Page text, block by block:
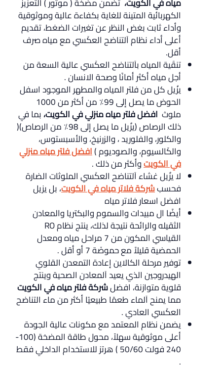
الكهربائية المتينة للغاية بكفاءة عالية وموثوقية
وأداء ثابت بغض النظر عن تغيرات الضغط، تقديم
أعلى أداء نظام اَلتناضح العكَسي مع مياه صرف
أقل.
تنقَية المياه باَلتناضح العكَسي عالية السعة من
أجل مياه أكثر أمانًا وصحة الانسان .
يزُيل كل من فلتر المياه والمطهر الموجود اسفل
الحوض ما يصل إلى 99٪ من أكثر من 1000
ملوث افضل فلتر مياه منزلي في الكويت،بما في
ذلك الرصاص (يزُيل ما يصل إلى 98٪ من الرصاص)(
والكلور، والفلوريد ، والزرنيخ، والأسبستوس،
والكَالسيوم، والصوديوم )افضل فلتر مياه منزلي
في الكويتوأكثر من ذلك .
لا يزُيل غشاء اَلتناضح العكَسي الملوثات الضارة
فحسبشركة فلاتر مياه في الكويت، بل يزيل
افضل اسعار فلاتر مياه
أيضًا ال مبيدات والسموم والبكتريا والمعادن
الثقيله والرائحة نتيجة لذلك، ينتج نظام RO
القياسي المكون من 7 مراحل مياه ومعدل
الحمضية قليلاً مع حموضَة 7 أو أقل .
توفير مرحلة الكالاين إعادة التمعدن القلوي
الهيدروجين الذي يعيد اَلمعادن الصحية وينتج
قلوية متوازنة، افضلشركة فلتر مياه في الكويت
مما يمنح اَلماء طعمًا طبيعيًا أكثر من ماء التناضح
العكَسي العادي .
يضمن نظام المعتمد مع مكونات عالية الجودة
أعلى موثوقية سهلاً، محول طاقة المضخة (100-
240 فولت 50/60 ) هرتز للاستخدام الداخلي فقط
.